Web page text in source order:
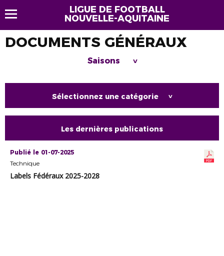
LIGUE DE FOOTBALL
NOUVELLE-AQUITAINE
DOCUMENTS GÉNÉRAUX
Saisons >
Sélectionnez une catégorie >
Les dernières publications
Publié le 01-07-2025
Technique
Labels Fédéraux 2025-2028